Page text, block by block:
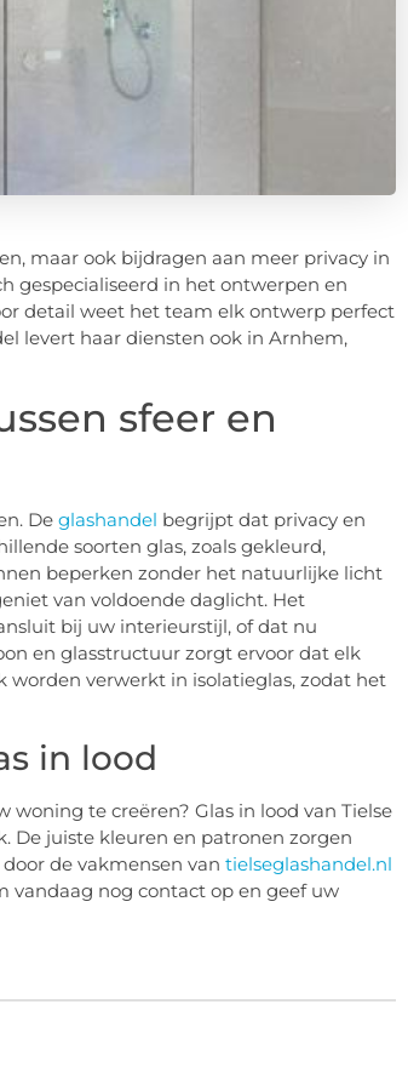
maar ook bijdragen aan meer privacy in
gespecialiseerd in het ontwerpen en
detail weet het team elk ontwerp perfect
levert haar diensten ook in Arnhem,
sfeer en
De glashandel begrijpt dat privacy en
soorten glas, zoals gekleurd,
beperken zonder het natuurlijke licht
van voldoende daglicht. Het
bij uw interieurstijl, of dat nu
en glasstructuur zorgt ervoor dat elk
verwerkt in isolatieglas, zodat het
in lood
te creëren? Glas in lood van Tielse
De juiste kleuren en patronen zorgen
de vakmensen van tielseglashandel.nl
vandaag nog contact op en geef uw